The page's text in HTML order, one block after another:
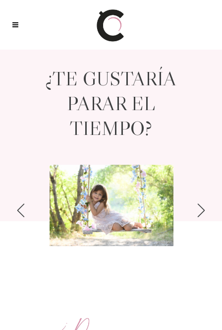
¿TE GUSTARÍA
PARAR EL
TIEMPO?